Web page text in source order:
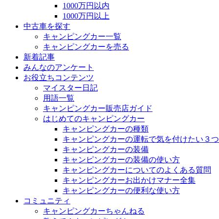
1000万円以内
1000万円以上
中古車を探す
キャンピングカー一覧
キャンピングカーを売る
新着記事
みんなのアンケート
お役立ちコンテンツ
マイスター日記
用語一覧
キャンピングカー販売店ガイド
はじめてのキャンピングカー
キャンピングカーの種類
キャンピングカーの運転で気を付けたい３
キャンピングカーの装備
キャンピングカーの装備の使い方
キャンピングカーについてのよくある質問
キャンピングカーお出かけマナー全集
キャンピングカーの便利な使い方
コミュニティ
キャンピングカーちゃんねる